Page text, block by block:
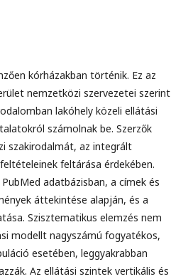
kórházakban történik. Ez az
nemzetközi szervezetei szerint
lakóhely közeli ellátási
számolnak be. Szerzők
szakirodalmát, az integrált
feltárása érdekében.
adatbázisban, a címek és
áttekintése alapján, és a
Szisztematikus elemzés nem
modellt nagyszámú fogyatékos,
esetében, leggyakrabban
Az ellátási szintek vertikális és